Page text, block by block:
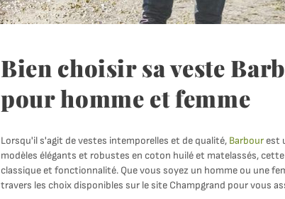
Bien choisir sa veste
pour homme et femme
Lorsqu'il s'agit de vestes intemporelles et de qualité, Barbour est
modèles élégants et robustes en coton huilé et matelassés,
classique et fonctionnalité. Que vous soyez un homme ou une
travers les choix disponibles sur le site Champgrand pour vous